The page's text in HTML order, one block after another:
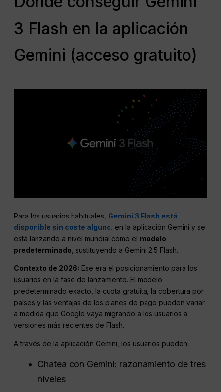
3 Flash en la aplicación
Gemini (acceso gratuito)
Para los usuarios habituales, Gemini 3 Flash está
disponible sin coste alguno. en la aplicación Gemini y se
está lanzando a nivel mundial como el modelo
predeterminado , sustituyendo a Gemini 2.5 Flash.
Contexto de 2026: Ese era el posicionamiento para los
usuarios en la fase de lanzamiento. El modelo
predeterminado exacto, la cuota gratuita, la cobertura por
países y las ventajas de los planes de pago pueden variar
a medida que Google vaya migrando a los usuarios a
versiones más recientes de Flash.
A través de la aplicación Gemini, los usuarios pueden:
Chatea con Gemini: razonamiento de tres
niveles